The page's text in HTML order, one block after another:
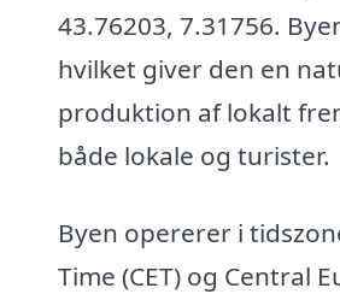
43.76203, 7.31756.
hvilket giver den en
produktion af lokalt
både lokale og turister.
Byen opererer i
Time (CET) og Central